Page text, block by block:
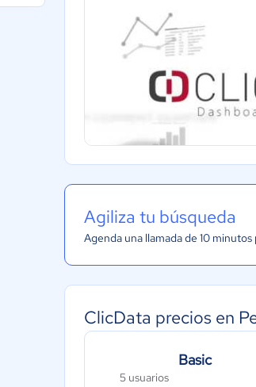
Agiliza tu búsqueda
Agenda una llamada de 10
ClicData precios en
Basic
5 usuarios